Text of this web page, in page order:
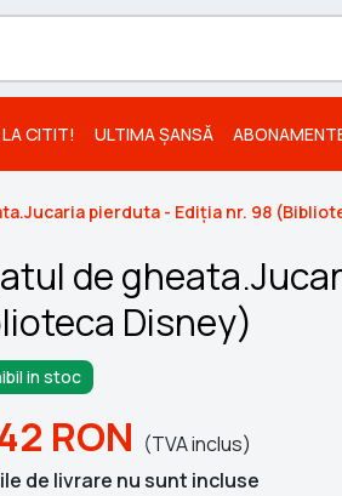
LA CITIT! ULTIMA ȘANSĂ
pierduta - Ediția nr. 98
de
Disney)
in stoc
RON (TVA inclus)
de livrare nu sunt incluse